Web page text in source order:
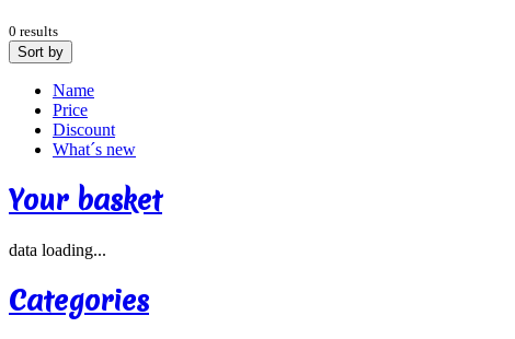
0 results
Sort by
Name
Price
Discount
What´s new
Your basket
data loading...
Categories